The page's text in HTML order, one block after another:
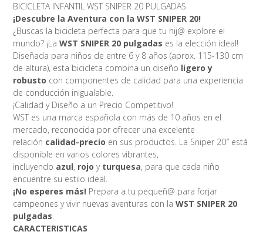
BICICLETA INFANTIL WST SNIPER 20 PULGADAS
¡Descubre la Aventura con la WST SNIPER 20!
¿Buscas la bicicleta perfecta para que tu hij@ explore el
mundo? ¡LaWST SNIPER 20 pulgadas es la elección ideal!
Diseñada para niños de entre 6 y 8 años (aprox. 115-130 cm
de altura), esta bicicleta combina un diseño ligero y
robusto con componentes de calidad para una experiencia
de conducción inigualable.
¡Calidad y Diseño a un Precio Competitivo!
WST es una marca española con más de 10 años en el
mercado, reconocida por ofrecer una excelente
relación calidad-precio en sus productos. La Sniper 20″ está
disponible en varios colores vibrantes,
incluyendo azul, rojo y turquesa, para que cada niño
encuentre su estilo ideal.
¡No esperes más! Prepara a tu pequeñ@ para forjar
campeones y vivir nuevas aventuras con laWST SNIPER 20
pulgadas.
CARACTERISTICAS